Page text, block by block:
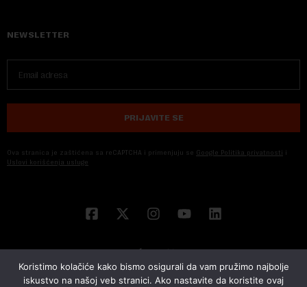
NEWSLETTER
PRIJAVITE SE
Ova stranica je zaštićena sa reCAPTCHA i primenjuju se Google Politika privatnosti i
Uslovi korišćenja usluge
Koristimo kolačiće kako bismo osigurali da vam pružimo najbolje
iskustvo na našoj veb stranici. Ako nastavite da koristite ovaj